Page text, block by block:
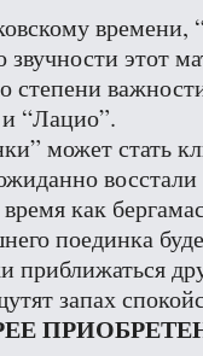
времени,
звучности этот
степени
“Лацио”.
может стать
как
поединка
приближаться
запах